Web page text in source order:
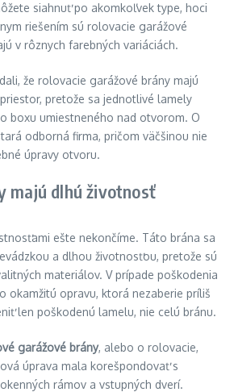
siahnuť po akomkoľvek type, hoci
riešením sú rolovacie garážové
v rôznych farebných variáciách.
že rolovacie garážové brány majú
pretože sa jednotlivé lamely
boxu umiestneného nad otvorom. O
odborná firma, pričom väčšinou nie
úpravy otvoru.
majú dlhú životnosť
ešte nekončíme. Táto brána sa
a dlhou životnosťou, pretože sú
materiálov. V prípade poškodenia
okamžitú opravu, ktorá nezaberie príliš
len poškodenú lamelu, nie celú bránu.
garážové brány, alebo o rolovacie,
úprava mala korešpondovať s
rámov a vstupných dverí.